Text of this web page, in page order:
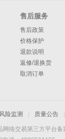
售后服务
售后政策
价格保护
退款说明
返修/退换货
取消订单
风险监测 质量公告
网络交易第三方平台备